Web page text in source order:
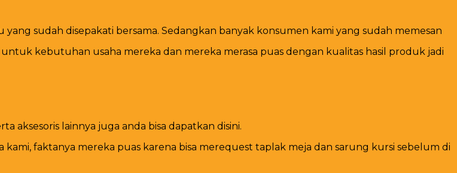
sudah disepakati bersama. Sedangkan banyak konsumen kami yang sudah memesan
kebutuhan usaha mereka dan mereka merasa puas dengan kualitas hasil produk jadi
aksesoris lainnya juga anda bisa dapatkan disini.
faktanya mereka puas karena bisa merequest taplak meja dan sarung kursi sebelum di